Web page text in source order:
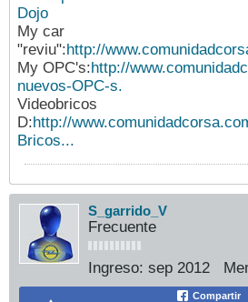
Dojo
My car
"reviu":http://
My OPC's:http://
nuevos-OPC-s.
Videobricos
D:http://
Bricos...
S_garrido_V
Frecuente
Ingreso: sep 2012
Compartir